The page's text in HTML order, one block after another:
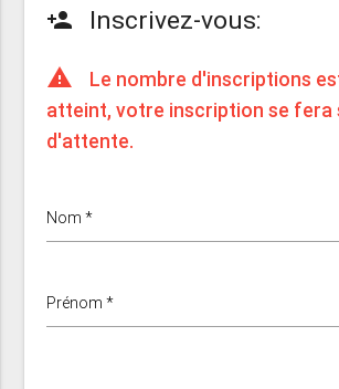
person_add Inscrivez-vous:
warning
Le nombre d'inscriptions
atteint, votre inscription se fera
d'attente.
Nom *
Prénom *